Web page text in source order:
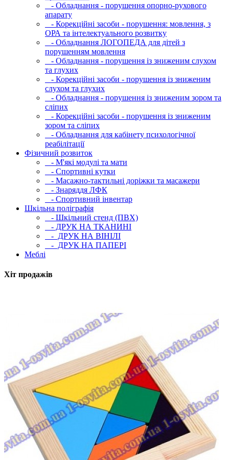
- Обладнання - порушення опорно-рухового
апарату
- Корекційні засоби - порушення: мовлення, з
ОРА та інтелектуального розвитку
- Обладнання ЛОГОПЕДА для дітей з
порушенням мовлення
- Обладнання - порушення із зниженим слухом
та глухих
- Корекційні засоби - порушення із зниженим
слухом та глухих
- Обладнання - порушення із зниженим зором та
сліпих
- Корекційні засоби - порушення із зниженим
зором та сліпих
- Обладнання для кабінету психологічної
реабілітації
Фізичний розвиток
- М'які модулi та мати
- Спортивні кутки
- Масажно-тактильні доріжки та масажери
- Знаряддя ЛФК
- Спортивний інвентар
Шкільна поліграфія
- Шкільний стенд (ПВХ)
- ДРУК НА ТКАНИНІ
- ДРУК НА ВІНІЛІ
- ДРУК НА ПАПЕРІ
Меблі
Хіт продажів